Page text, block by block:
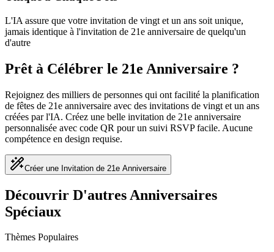
L'IA assure que votre invitation de vingt et un ans soit unique,
jamais identique à l'invitation de 21e anniversaire de quelqu'un
d'autre
Prêt à Célébrer le 21e Anniversaire ?
Rejoignez des milliers de personnes qui ont facilité la planification
de fêtes de 21e anniversaire avec des invitations de vingt et un ans
créées par l'IA. Créez une belle invitation de 21e anniversaire
personnalisée avec code QR pour un suivi RSVP facile. Aucune
compétence en design requise.
Créer une Invitation de 21e Anniversaire
Découvrir D'autres Anniversaires
Spéciaux
Thèmes Populaires